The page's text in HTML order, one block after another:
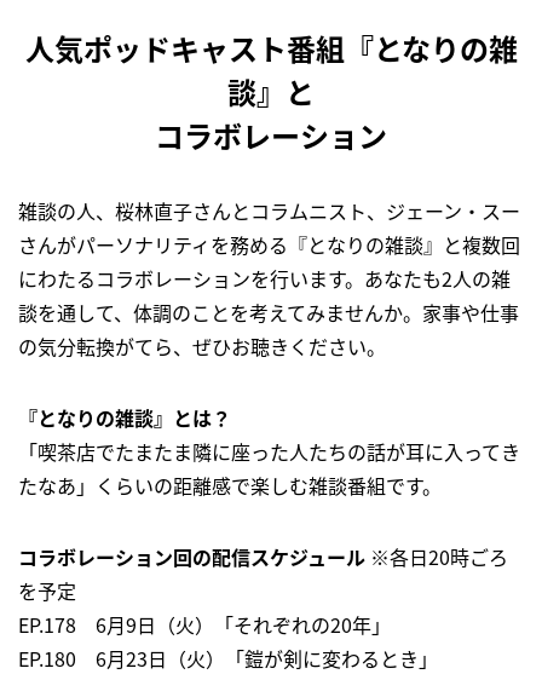
人気ポッドキャスト番組『となりの雑
談』と
コラボレーション
雑談の人、桜林直子さんとコラムニスト、ジェーン・スー
さんがパーソナリティを務める『となりの雑談』と複数回
にわたるコラボレーションを行います。あなたも2人の雑
談を通して、体調のことを考えてみませんか。家事や仕事
の気分転換がてら、ぜひお聴きください。
『となりの雑談』とは？
「喫茶店でたまたま隣に座った人たちの話が耳に入ってき
たなあ」くらいの距離感で楽しむ雑談番組です。
コラボレーション回の配信スケジュール ※各日20時ごろ
を予定
EP.178 6月9日（火）「それぞれの20年」
EP.180 6月23日（火）「鎧が剣に変わるとき」